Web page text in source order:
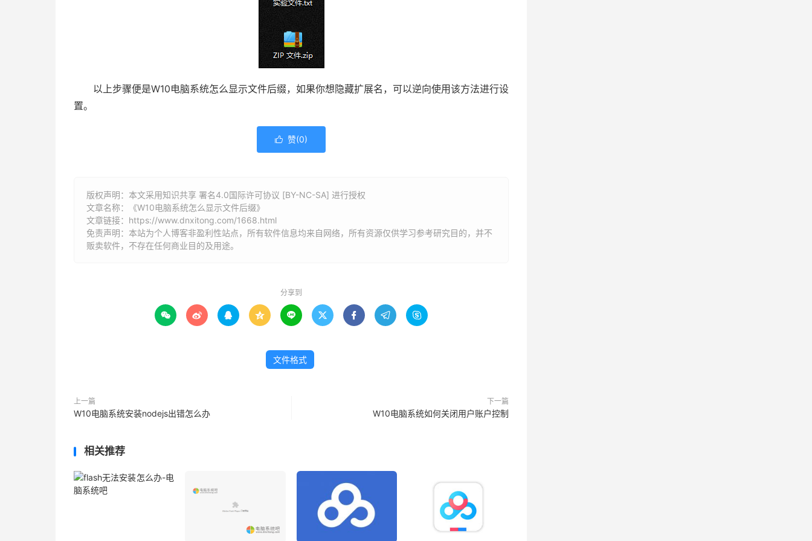
以上步骤便是W10电脑系统怎么显示文件后缀，如果你想隐藏扩展名，可以逆向使用该方法进行设
置。
 赞(0)
版权声明：本文采用知识共享 署名4.0国际许可协议 [BY-NC-SA] 进行授权
文章名称：《W10电脑系统怎么显示文件后缀》
文章链接： https://www.dnxitong.com/1668.html
免责声明：本站为个人博客非盈利性站点，所有软件信息均来自网络，所有资源仅供学习参考研究目的，并不
贩卖软件，不存在任何商业目的及用途。
分享到
        
文件格式
上一篇
W10电脑系统安装nodejs出错怎么办
下一篇
W10电脑系统如何关闭用户账户控制
相关推荐